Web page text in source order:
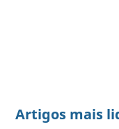
Artigos mais